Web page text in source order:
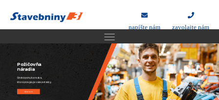
napíšte nám zavolajte nám
Požičovňa
náradia
Široká ponuka reziva,
ktorá prevyšuje vaše potreby.
idem na to